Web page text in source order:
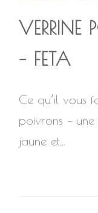
VERRINE
– FETA
Ce qu’il vous
poivrons –
jaune et...